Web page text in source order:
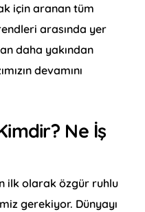
için aranan tüm
arasında yer
daha yakından
devamını
Ne İş
ilk olarak özgür ruhlu
gerekiyor. Dünyayı